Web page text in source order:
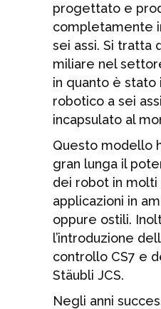
progettato e
completamente
sei assi. Si tratta
miliare nel
in quanto è stato
robotico a sei
incapsulato al
Questo modello
gran lunga il
dei robot in
applicazioni in
oppure ostili.
l’introduzione
controllo CS7 e
Stäubli JCS.
Negli anni